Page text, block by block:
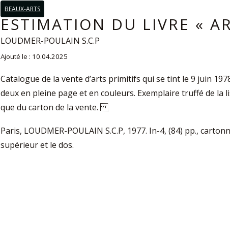
BEAUX-ARTS
ESTIMATION DU LIVRE «
LOUDMER-POULAIN S.C.P
Ajouté le : 10.04.2025
Catalogue de la vente d’arts primitifs qui se tint le 9 juin
deux en pleine page et en couleurs. Exemplaire truffé de
que du carton de la vente.
Paris, LOUDMER-POULAIN S.C.P, 1977. In-4, (84) pp.,
supérieur et le dos.